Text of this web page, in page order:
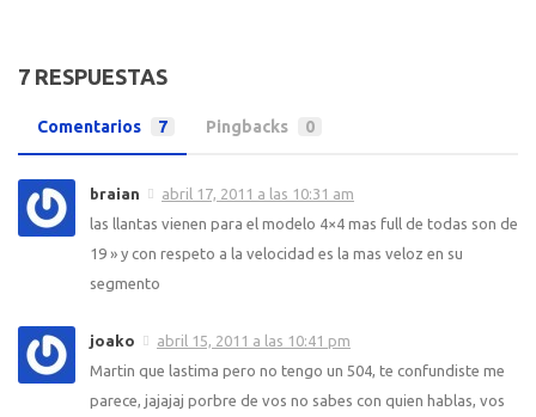
7 RESPUESTAS
Comentarios 7 Pingbacks 0
braian
abril 17, 2011 a las 10:31 am
las llantas vienen para el modelo 4×4 mas full de todas son de
19 » y con respeto a la velocidad es la mas veloz en su
segmento
joako
abril 15, 2011 a las 10:41 pm
Martin que lastima pero no tengo un 504, te confundiste me
parece, jajajaj porbre de vos no sabes con quien hablas, vos